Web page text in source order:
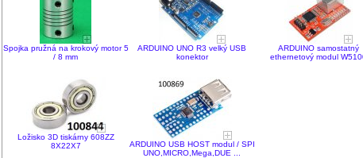
Spojka pružná na krokový motor 5
/ 8 mm
ARDUINO UNO R3 velký USB
konektor
ARDUINO samostatný
ethernetový modul
Ložisko 3D tiskárny 608ZZ
8X22X7
ARDUINO USB HOST modul / SPI
UNO,MICRO,Mega,DUE ...